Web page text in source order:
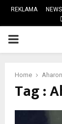
REKLAMA
PRIMARY
Home
Tag :